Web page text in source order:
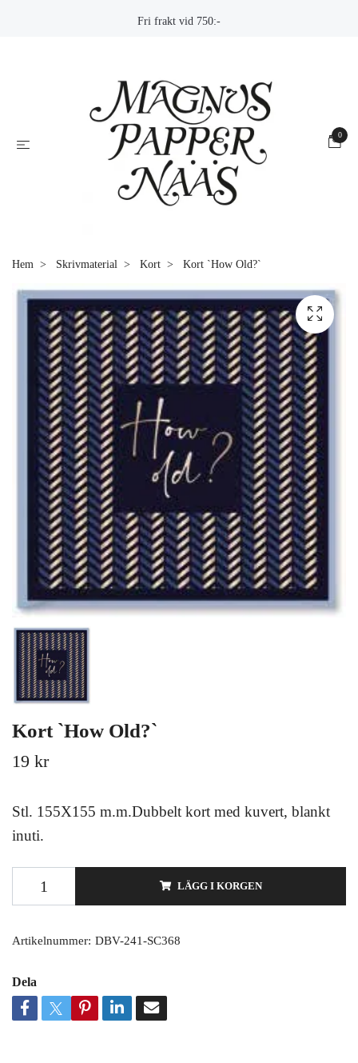
Fri frakt vid 750:-
0
Hem Skrivmaterial Kort Kort `How Old?`
Kort `How Old?`
19 kr
Stl. 155X155 m.m.Dubbelt kort med kuvert, blankt
inuti.
LÄGG I KORGEN
Artikelnummer: DBV-241-SC368
Dela